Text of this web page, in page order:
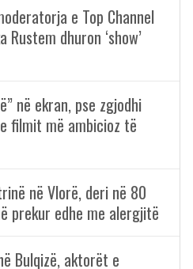
e Top Channel
dhuron ‘show’
në ekran, pse zgjodhi
filmit më ambicioz të
në Vlorë, deri në 80
prekur edhe me alergjitë
Bulqizë, aktorët e